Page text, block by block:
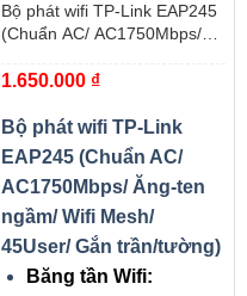
Bộ phát wifi TP-Link EAP245
(Chuẩn AC/ AC1750Mbps/
45User/ Gắn trần/tường)
1.650.000 ₫
Bộ phát wifi TP-Link
EAP245 (Chuẩn AC/
AC1750Mbps/ Ăng-ten
ngầm/ Wifi Mesh/
45User/ Gắn trần/tường)
Băng tần Wifi: